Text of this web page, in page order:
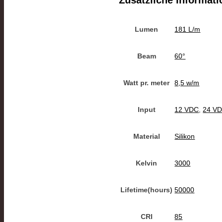
Lumen 181 L/m
Beam 60°
Watt pr. meter 8,5 w/m
Input 12 VDC,24
Material Silikon
Kelvin 3000
Lifetime(hours) 50000
CRI 85